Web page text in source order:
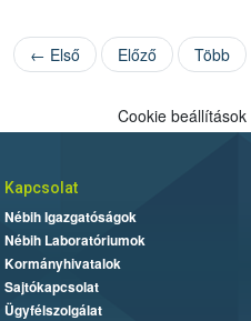
← Első Előző Több
Cookie beállítások
Kapcsolat
Nébih Igazgatóságok
Nébih Laboratóriumok
Kormányhivatalok
Sajtókapcsolat
Ügyfélszolgálat